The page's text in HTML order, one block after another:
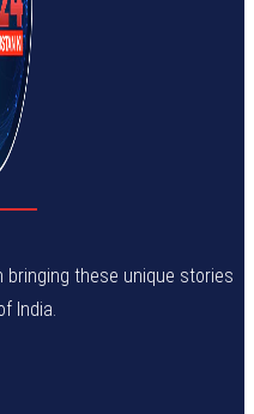
bringing these unique stories
India.